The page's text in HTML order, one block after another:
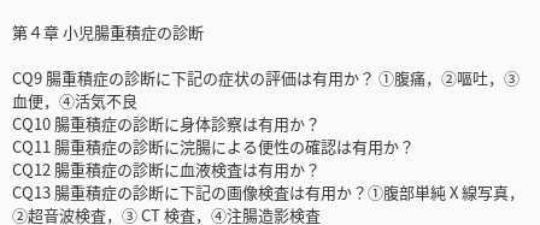
第４章 小児腸重積症の診断
CQ9 腸重積症の診断に下記の症状の評価は有用か？ ①腹痛，②嘔吐，③
血便，④活気不良
CQ10 腸重積症の診断に身体診察は有用か？
CQ11 腸重積症の診断に浣腸による便性の確認は有用か？
CQ12 腸重積症の診断に血液検査は有用か？
CQ13 腸重積症の診断に下記の画像検査は有用か？①腹部単純 X 線写真，
②超音波検査，③ CT 検査，④注腸造影検査